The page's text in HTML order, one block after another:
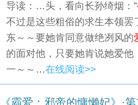
导读：…头，看向长孙绮烟：“
不过是这些粗俗的求生本领
东～～要她肯同意做绝冽风的
的面对他，只要她肯说她爱
一～～…在线阅读>>
《霸爱：邪帝的慵懒妃》·